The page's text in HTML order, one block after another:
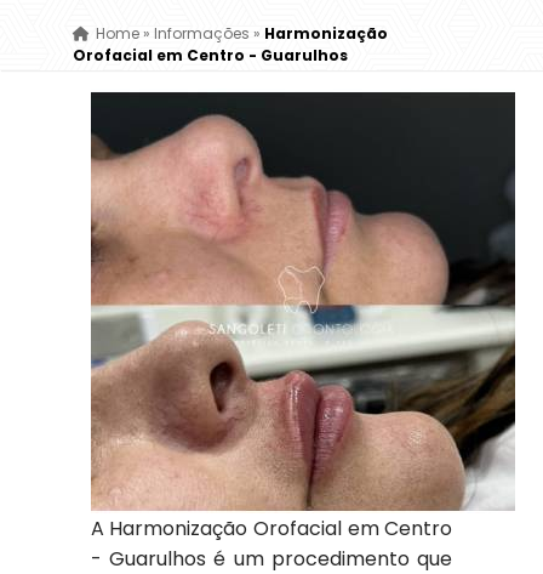
Home» Informações » Harmonização
Orofacial em Centro - Guarulhos
A Harmonização Orofacial em Centro
- Guarulhos é um procedimento que